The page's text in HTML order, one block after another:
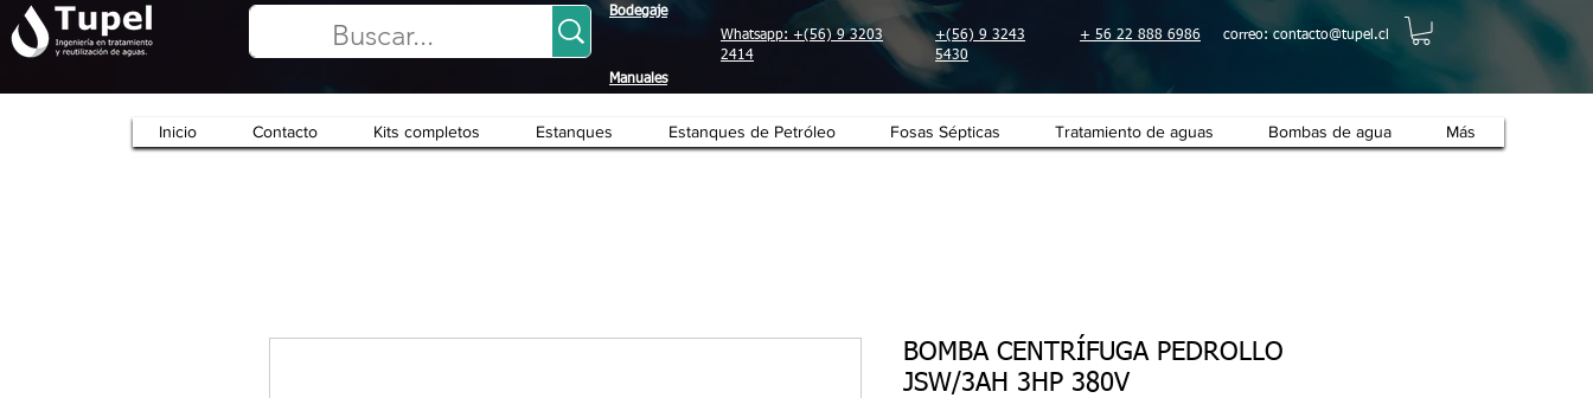
Bodegaje
Whatsapp: +(56) 9 3203
2414
+(56) 9 3243
5430
Manuales
+ 56 22 888 6986 correo: contacto@tupel.cl
Inicio Contacto Kits completos Estanques Estanques de Petróleo Fosas Sépticas Tratamiento de aguas Bombas de agua Más
BOMBA CENTRÍFUGA PEDROLLO
JSW/3AH 3HP 380V